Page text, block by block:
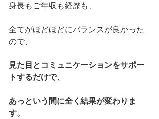
身長もご年収も経歴も、
全てがほどほどにバランスが良かった
ので、
見た目とコミュニケーションをサポー
トするだけで、
あっという間に全く結果が変わりま
す。